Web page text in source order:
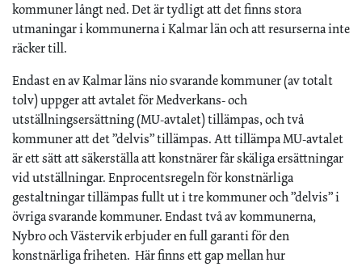
kommuner långt ned. Det är tydligt att det finns stora
utmaningar i kommunerna i Kalmar län och att resurserna inte
räcker till.
Endast en av Kalmar läns nio svarande kommuner (av totalt
tolv) uppger att avtalet för Medverkans- och
utställningsersättning (MU-avtalet) tillämpas, och två
kommuner att det ”delvis” tillämpas. Att tillämpa MU-avtalet
är ett sätt att säkerställa att konstnärer får skäliga ersättningar
vid utställningar. Enprocentsregeln för konstnärliga
gestaltningar tillämpas fullt ut i tre kommuner och ”delvis” i
övriga svarande kommuner. Endast två av kommunerna,
Nybro och Västervik erbjuder en full garanti för den
konstnärliga friheten. Här finns ett gap mellan hur